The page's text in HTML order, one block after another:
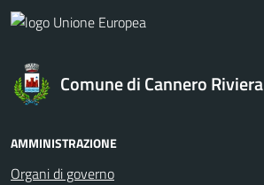
Comune di Cannero Riviera
AMMINISTRAZIONE
Organi di governo